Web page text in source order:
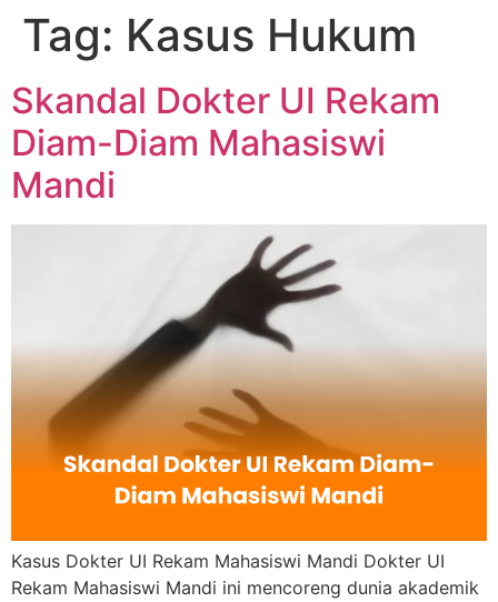
Tag: Kasus Hukum
Skandal Dokter UI Rekam
Diam-Diam Mahasiswi
Mandi
Kasus Dokter UI Rekam Mahasiswi Mandi Dokter UI
Rekam Mahasiswi Mandi ini mencoreng dunia akademik